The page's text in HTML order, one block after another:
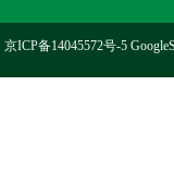
京ICP备14045572号-5